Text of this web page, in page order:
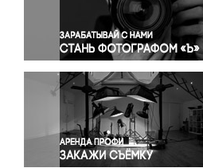
Правосудие
Происшествия и конфликты
Религия
Светская жизнь
Спорт
Экология
Экономика и бизнес